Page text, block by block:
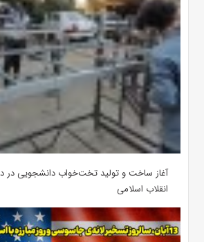
آغاز ساخت و تولید تخت‌خواب دانشجویی در
انقلاب اسلامی